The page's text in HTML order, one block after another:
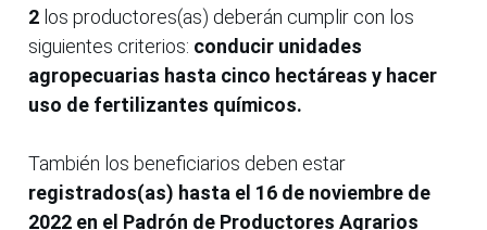
2 los productores(as) deberán cumplir con los
siguientes criterios: conducir unidades
agropecuarias hasta cinco hectáreas y hacer
uso de fertilizantes químicos.
También los beneficiarios deben estar
registrados(as) hasta el 16 de noviembre de
2022 en el Padrón de Productores Agrarios